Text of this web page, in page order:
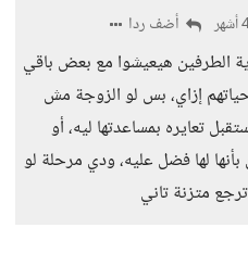
أضف ردا
الطرفين هيعيشوا مع بعض باقي
إزاي، بس لو الزوجة مش
تعايره بمساعدتها ليه، أو
لها فضل عليه، ودي مرحلة لو
متزنة تاني